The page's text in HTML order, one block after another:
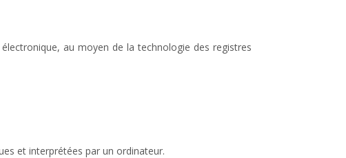
au moyen de la technologie des registres
et interprétées par un ordinateur.